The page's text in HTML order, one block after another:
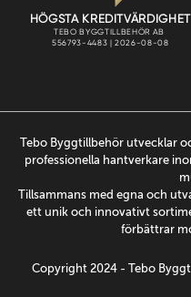
Tebo Byggtillbehör utvecklar
professionella hantverkare
Tillsammans med egna och
ett unik och innovativt
förbättrar
Copyright 2024 - Tebo